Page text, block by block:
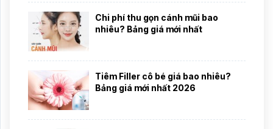
Chi phí thu gọn cánh mũi bao
nhiêu? Bảng giá mới nhất
Tiêm Filler cô bé giá bao nhiêu?
Bảng giá mới nhất 2026